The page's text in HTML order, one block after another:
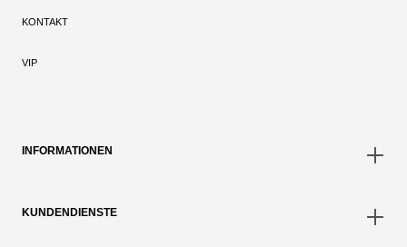
KONTAKT
VIP
INFORMATIONEN
KUNDENDIENSTE